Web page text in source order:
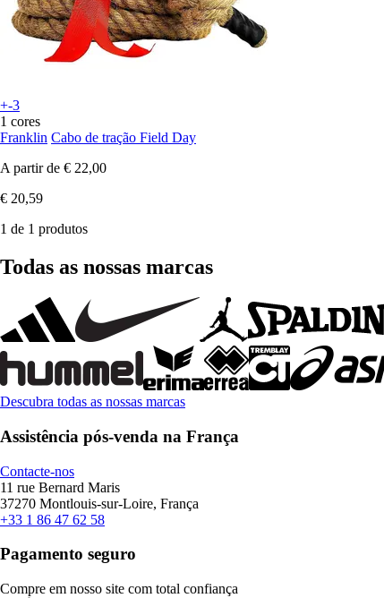
+-3
1 cores
Franklin Cabo de tração Field Day
A partir de € 22,00
€ 20,59
1 de 1 produtos
Todas as nossas marcas
Descubra todas as nossas marcas
Assistência pós-venda na França
Contacte-nos
11 rue Bernard Maris
37270 Montlouis-sur-Loire, França
+33 1 86 47 62 58
Pagamento seguro
Compre em nosso site com total confiança